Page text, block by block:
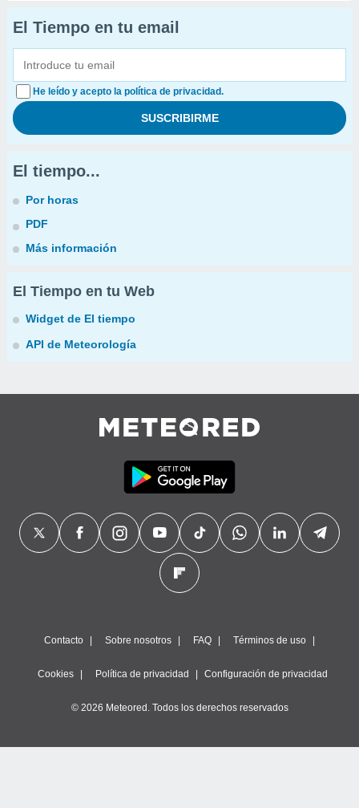
El Tiempo en tu email
He leído y acepto la política de privacidad.
El tiempo...
Por horas
PDF
Más información
El Tiempo en tu Web
Widget de El tiempo
API de Meteorología
Contacto Sobre nosotros FAQ Términos de uso
Cookies Política de privacidad Configuración de privacidad
© 2026 Meteored. Todos los derechos reservados